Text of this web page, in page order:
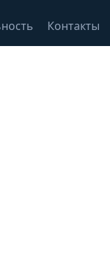
Контакты